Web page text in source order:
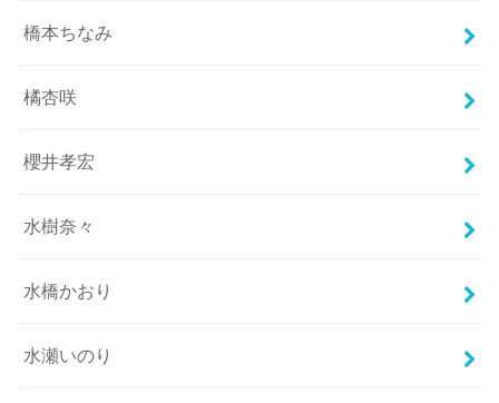
橋本ちなみ
橘杏咲
櫻井孝宏
水樹奈々
水橋かおり
水瀬いのり